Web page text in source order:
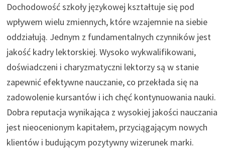
Dochodowość szkoły językowej kształtuje się pod
wpływem wielu zmiennych, które wzajemnie na siebie
oddziałują. Jednym z fundamentalnych czynników jest
jakość kadry lektorskiej. Wysoko wykwalifikowani,
doświadczeni i charyzmatyczni lektorzy są w stanie
zapewnić efektywne nauczanie, co przekłada się na
zadowolenie kursantów i ich chęć kontynuowania nauki.
Dobra reputacja wynikająca z wysokiej jakości nauczania
jest nieocenionym kapitałem, przyciągającym nowych
klientów i budującym pozytywny wizerunek marki.